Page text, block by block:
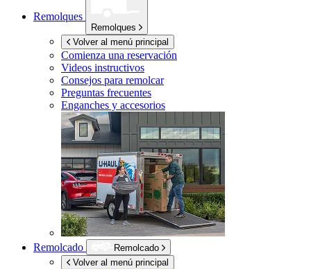
Remolques
Remolques
Volver al menú principal
Comienza una reservación
Videos instructivos
Consejos para remolcar
Preguntas frecuentes
Enganches y accesorios
Remolcado
Remolcado
Volver al menú principal